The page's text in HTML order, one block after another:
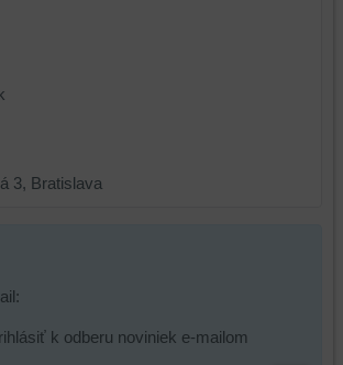
3, Bratislava
k odberu noviniek e-mailom